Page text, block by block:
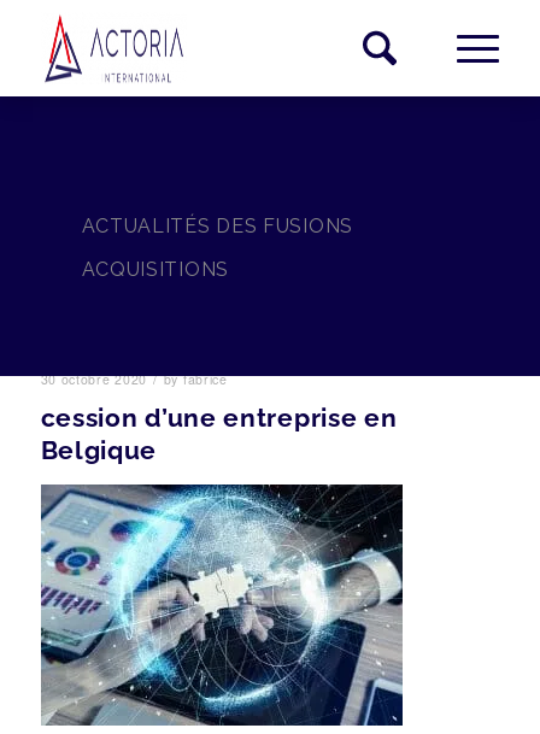
ACTUALITÉS DES FUSIONS
ACQUISITIONS
30 octobre 2020 / byfabrice
cession d’une entreprise en
Belgique